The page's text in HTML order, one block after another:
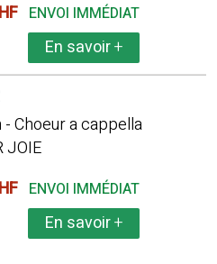
ENVOI IMMÉDIAT
En savoir+
- Choeur a cappella
JOIE
ENVOI IMMÉDIAT
En savoir+